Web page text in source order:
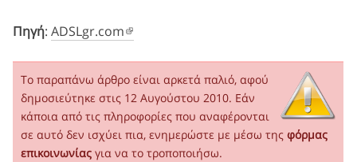
Πηγή: ADSLgr.com
Το παραπάνω άρθρο είναι αρκετά παλιό, αφού
δημοσιεύτηκε στις 12 Αυγούστου 2010. Εάν
κάποια από τις πληροφορίες που αναφέρονται
σε αυτό δεν ισχύει πια, ενημερώστε με μέσω της φόρμας
επικοινωνίας για να το τροποποιήσω.